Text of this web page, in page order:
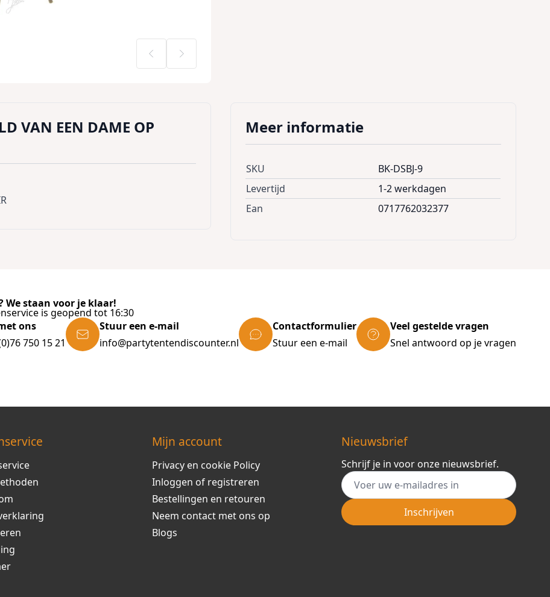
VAN EEN DAME OP
Meer informatie
SKU
BK-DSBJ-9
Levertijd
1-2 werkdagen
Ean
0717762032377
We staan voor je klaar!
is geopend tot 16:30
ons
750 15 21
Stuur een e-mail
info@partytentendiscounter.nl
Contactformulier
Stuur een e-mail
Veel gestelde vragen
Snel antwoord op je vragen
Mijn account
Privacy en cookie Policy
Inloggen of registreren
Bestellingen en retouren
Neem contact met ons op
Blogs
Nieuwsbrief
Schrijf je in voor onze nieuwsbrief.
E-mail adres
Inschrijven